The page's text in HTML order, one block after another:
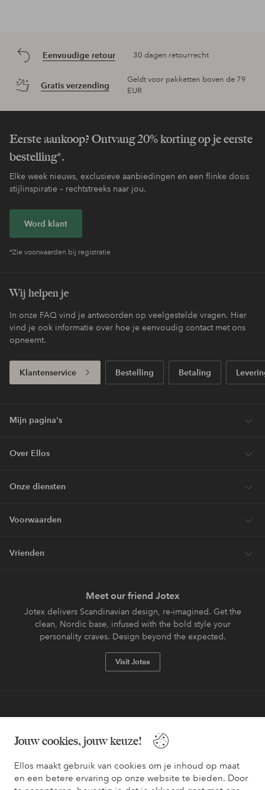
Jouw cookies, jouw keuze!
Ellos maakt gebruik van cookies om je inhoud op maat
en een betere ervaring op onze website te bieden. Door
Eenvoudige retour 30 dagen retourrecht
Gratis verzending
Geldt voor pakketten boven de 79
EUR
Eerste aankoop? Ontvang 20% korting op je eerste
bestelling*.
Elke week nieuws, exclusieve aanbiedingen en een flinke dosis
stijlinspiratie – rechtstreeks naar jou.
Word klant
*Zie voorwaarden bij registratie
Wij helpen je
In onze FAQ vind je antwoorden op veelgestelde vragen. Hier
vind je ook informatie over hoe je eenvoudig contact met ons
opneemt.
Klantenservice Bestelling Betaling
Mijn pagina's
Over Ellos
Onze diensten
Voorwaarden
Vrienden
Meet our friend Jotex
Jotex delivers Scandinavian design, re-imagined. Get the
clean, Nordic base, infused with the bold style your
personality craves. Design beyond the expected.
Visit Jotex
Wil je meer weten over
onze betaalopties